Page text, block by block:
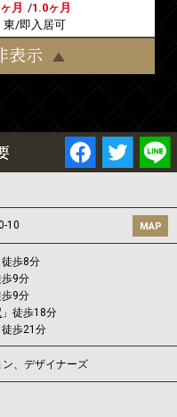
月 /1.0ヶ月
東/即入居可
表示
10 MAP
徒歩8分
歩9分
歩9分
」徒歩18分
徒歩21分
ン、デザイナーズ